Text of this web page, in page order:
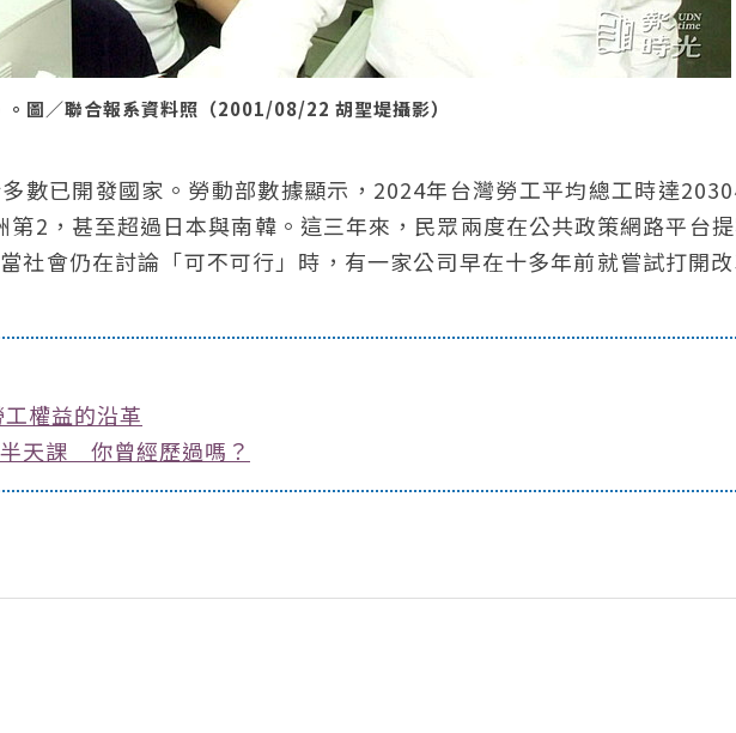
圖／聯合報系資料照（2001/08/22 胡聖堤攝影）
數已開發國家。勞動部數據顯示，2024年台灣勞工平均總工時達2030
2，甚至超過日本與南韓。這三年來，民眾兩度在公共政策網路平台
社會仍在討論「可不可行」時，有一家公司早在十多年前就嘗試打開
權益的沿革
天課 你曾經歷過嗎？